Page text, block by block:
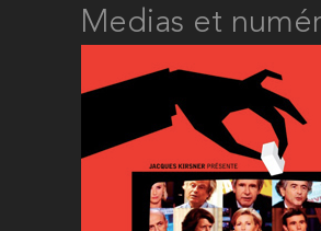
Medias et